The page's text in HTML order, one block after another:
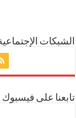
الشبكات
تابعنا على فيسبوك